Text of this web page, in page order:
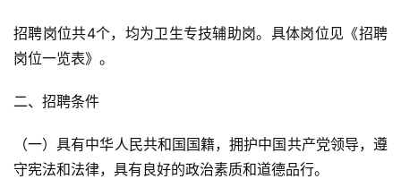
招聘岗位共4个，均为卫生专技辅助岗。具体岗位见《招聘
岗位一览表》。
二、招聘条件
（一）具有中华人民共和国国籍，拥护中国共产党领导，遵
守宪法和法律，具有良好的政治素质和道德品行。